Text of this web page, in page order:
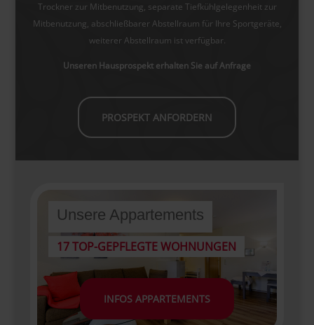
Trockner zur Mitbenutzung, separate Tiefkühlgelegenheit zur
Mitbenutzung, abschließbarer Abstellraum für Ihre Sportgeräte,
weiterer Abstellraum ist verfügbar.
Unseren Hausprospekt erhalten Sie auf Anfrage
PROSPEKT ANFORDERN
Unsere Appartements
17 TOP-GEPFLEGTE WOHNUNGEN
INFOS APPARTEMENTS